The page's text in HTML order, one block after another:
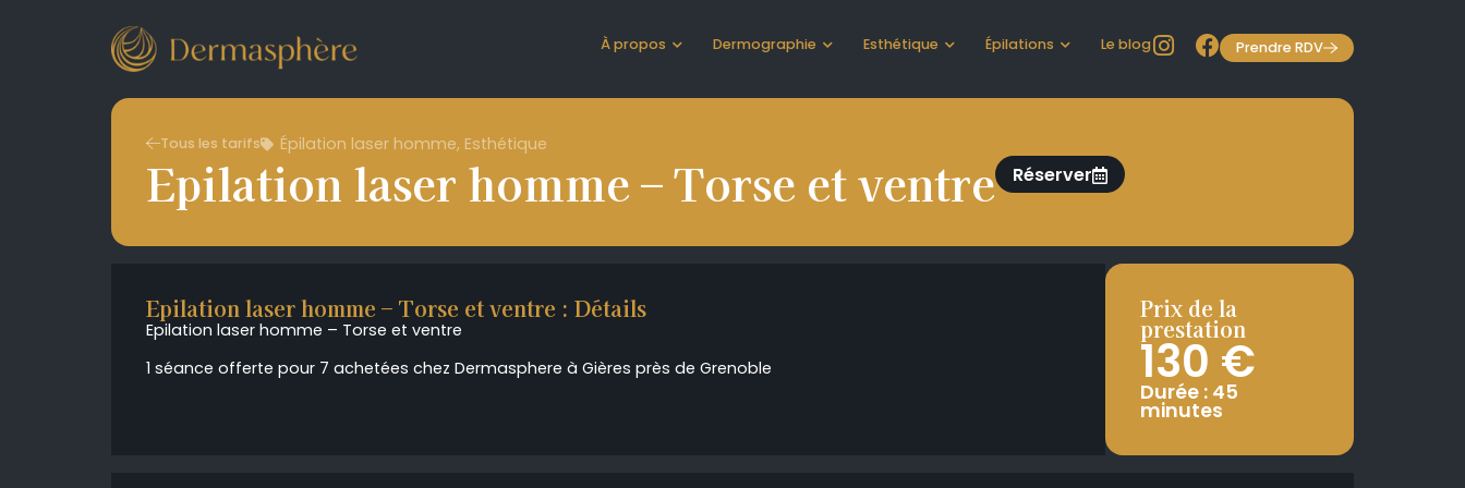
À propos Dermographie Esthétique Épilations Le blog Prendre RDV
Tous les tarifs Épilation laser homme, Esthétique
Epilation laser homme – Torse et ventre Réserver
Epilation laser homme – Torse et ventre : Détails
Epilation laser homme – Torse et ventre
1 séance offerte pour 7 achetées chez Dermasphere à Gières près de Grenoble
Prix de la
prestation
130 €
Durée : 45
minutes